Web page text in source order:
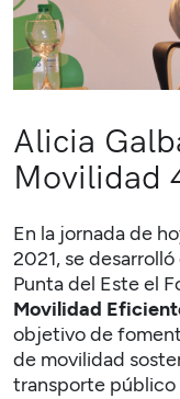
Alicia
Movilidad
En la jornada de
2021, se
Punta del Este el
Movilidad
objetivo de
de movilidad
transporte público